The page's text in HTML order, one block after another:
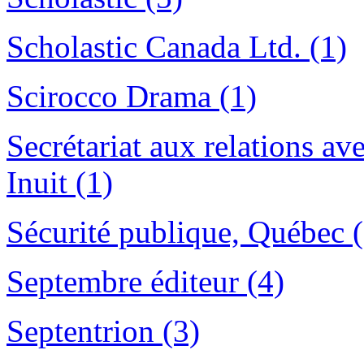
Scholastic Canada Ltd. (1)
Scirocco Drama (1)
Secrétariat aux relations
Inuit (1)
Sécurité publique, Québec
Septembre éditeur (4)
Septentrion (3)